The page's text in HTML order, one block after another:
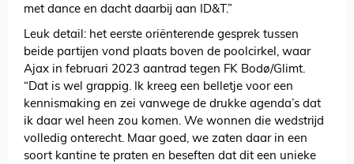
met dance en dacht daarbij aan ID&T.”
Leuk detail: het eerste oriënterende gesprek tussen
beide partijen vond plaats boven de poolcirkel, waar
Ajax in februari 2023 aantrad tegen FK Bodø/Glimt.
“Dat is wel grappig. Ik kreeg een belletje voor een
kennismaking en zei vanwege de drukke agenda’s dat
ik daar wel heen zou komen. We wonnen die wedstrijd
volledig onterecht. Maar goed, we zaten daar in een
soort kantine te praten en beseften dat dit een unieke